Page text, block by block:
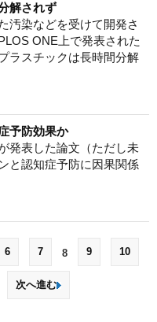
解されず
汚染などを受けて開発さ
ONE上で発表された
ラスチックは長時間分解
予防効果か
発表した論文（ただし未
と認知症予防に因果関係
6 7 8 9 10
次へ進む